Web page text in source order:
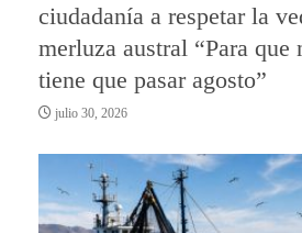
ciudadanía a respetar la
merluza austral “Para que
tiene que pasar agosto”
julio 30, 2026